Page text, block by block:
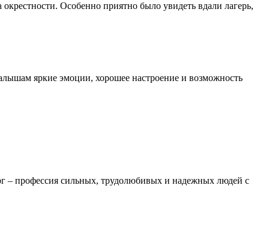
Особенно приятно было увидеть вдали лагерь,
яркие эмоции, хорошее настроение и возможность
– профессия сильных, трудолюбивых и надежных людей с